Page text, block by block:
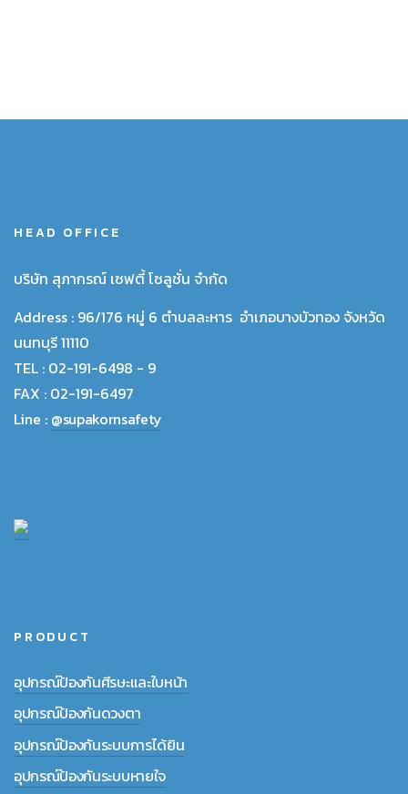
HEAD OFFICE
บริษัท สุภากรณ์ เซฟตี้ โซลูชั่น จำกัด
Address : 96/176 หมู่ 6 ตำบลละหาร อำเภอบางบัวทอง จังหวัด
นนทบุรี 11110
TEL : 02-191-6498 - 9
FAX : 02-191-6497
Line : @supakornsafety
PRODUCT
อุปกรณ์ป้องกันศีรษะและใบหน้า
อุปกรณ์ป้องกันดวงตา
อุปกรณ์ป้องกันระบบการได้ยิน
อุปกรณ์ป้องกันระบบหายใจ